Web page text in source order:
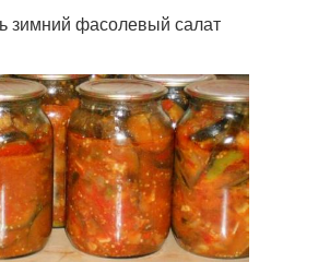
зимний фасолевый салат